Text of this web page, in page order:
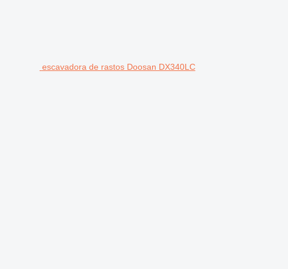
escavadora de rastos Doosan DX340LC